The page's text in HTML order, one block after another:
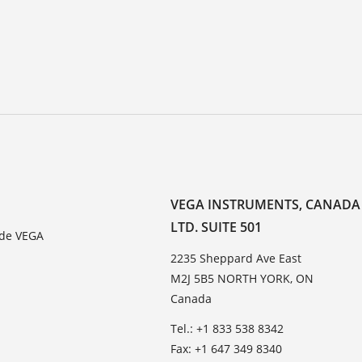
VEGA
VEGA INSTRUMENTS, CANADA
LTD. SUITE 501
2235 Sheppard Ave East
M2J 5B5 NORTH YORK, ON
Canada
Tel.: +1 833 538 8342
Fax: +1 647 349 8340